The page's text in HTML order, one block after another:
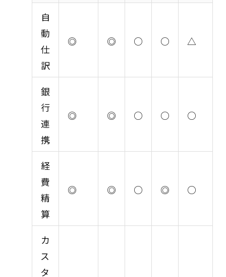
自
動
仕
訳
◎ ◎ ○ ○ △
銀
行
連
携
◎ ◎ ○ ○ ○
経
費
精
算
◎ ◎ ○ ◎ ○
カ
ス
タ